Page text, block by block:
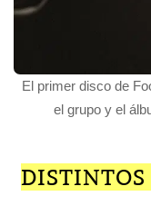
El primer disco de
el grupo y el
DISTINTOS